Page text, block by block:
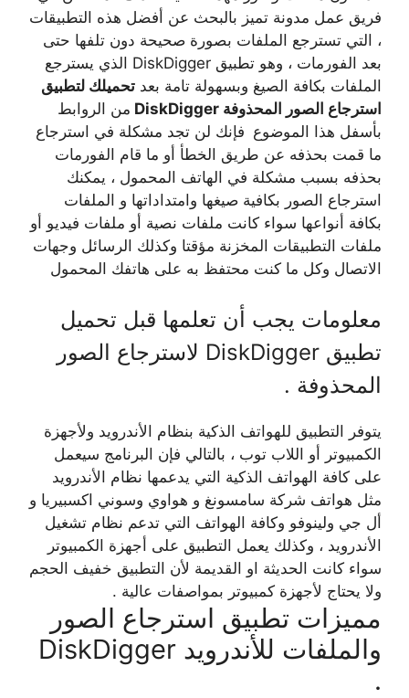
فريق عمل مدونة تميز بالبحث عن أفضل هذه التطبيقات
، التي تسترجع الملفات بصورة صحيحة دون تلفها حتى
بعد الفورمات ، وهو تطبيق DiskDigger الذي يسترجع
الملفات بكافة الصيغ وبسهولة تامة بعد تحميلك لتطبيق
استرجاع الصور المحذوفة DiskDigger
من الروابط
بأسفل هذا الموضوع فإنك لن تجد مشكلة في استرجاع
ما قمت بحذفه عن طريق الخطأ أو ما قام الفورمات
بحذفه بسبب مشكلة في الهاتف المحمول ، يمكنك
استرجاع الصور بكافية صيغها وامتداداتها و الملفات
بكافة أنواعها سواء كانت ملفات نصية أو ملفات فيديو أو
ملفات التطبيقات المخزنة مؤقتا وكذلك الرسائل وجهات
الاتصال وكل ما كنت محتفظ به على هاتفك المحمول
معلومات يجب أن تعلمها قبل تحميل
تطبيق DiskDigger لاسترجاع الصور
المحذوفة .
يتوفر التطبيق للهواتف الذكية بنظام الأندرويد ولأجهزة
الكمبيوتر أو اللاب توب ، بالتالي فإن البرنامج سيعمل
على كافة الهواتف الذكية التي يدعمها نظام الأندرويد
مثل هواتف شركة سامسونغ و هواوي وسوني اكسبيريا و
أل جي ولينوفو وكافة الهواتف التي تدعم نظام تشغيل
الأندرويد ، وكذلك يعمل التطبيق على أجهزة الكمبيوتر
سواء كانت الحديثة او القديمة لأن التطبيق خفيف الحجم
ولا يحتاج لأجهزة كمبيوتر بمواصفات عالية .
مميزات تطبيق استرجاع الصور
والملفات للأندرويد DiskDigger
.